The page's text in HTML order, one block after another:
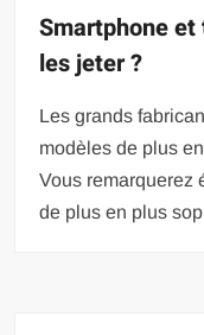
Smartphone
les jeter ?
Les grands
modèles de plus
Vous remarquerez
de plus en plus